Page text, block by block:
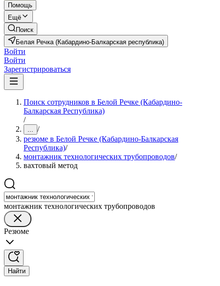
Помощь
Ещё
Поиск
Белая Речка (Кабардино-Балкарская республика)
Войти
Войти
Зарегистрироваться
Поиск сотрудников в Белой Речке (Кабардино-
Балкарская Республика)
/
... /
резюме в Белой Речке (Кабардино-Балкарская
Республика)/
монтажник технологических трубопроводов/
вахтовый метод
монтажник технологических трубопроводов
Резюме
Найти